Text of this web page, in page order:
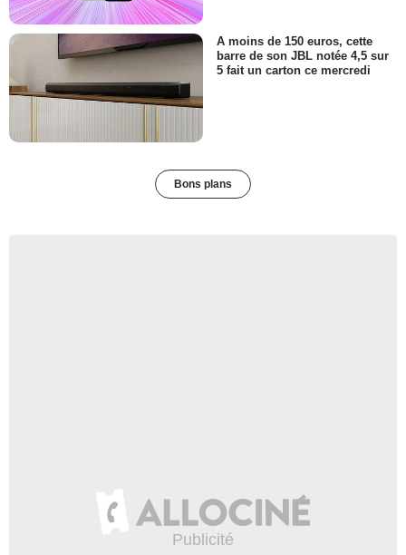
A moins de 150 euros, cette
barre de son JBL notée 4,5 sur
5 fait un carton ce mercredi
Bons plans